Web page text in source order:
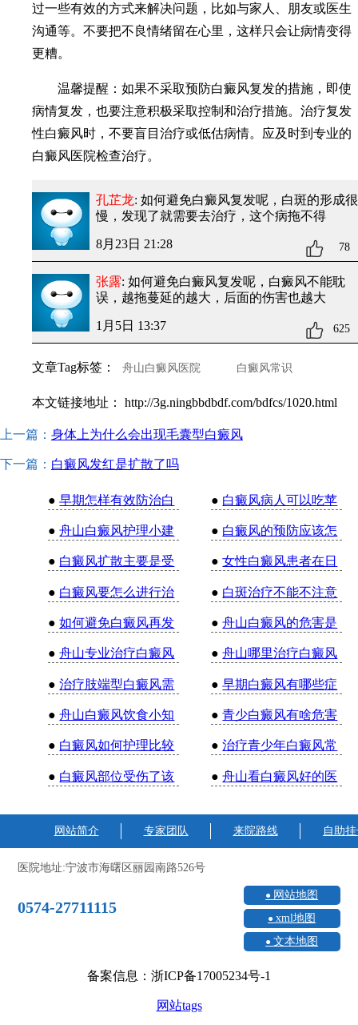
过一些有效的方式来解决问题，比如与家人、朋友或医生
沟通等。不要把不良情绪留在心里，这样只会让病情变得
更糟。
温馨提醒：如果不采取预防白癜风复发的措施，即使
病情复发，也要注意积极采取控制和治疗措施。治疗复发
性白癜风时，不要盲目治疗或低估病情。应及时到专业的
白癜风医院检查治疗。
孔芷龙: 如何避免白癜风复发呢，白斑的形成很
慢，发现了就需要去治疗，这个病拖不得
8月23日 21:28 78
张露: 如何避免白癜风复发呢，白癜风不能耽
误，越拖蔓延的越大，后面的伤害也越大
1月5日 13:37 625
文章Tag标签： 舟山白癜风医院 白癜风常识
本文链接地址： http://3g.ningbbdbdf.com/bdfcs/1020.html
上一篇： 身体上为什么会出现毛囊型白癜风
下一篇： 白癜风发红是扩散了吗
●早期怎样有效防治白 ● 白癜风病人可以吃苹
●舟山白癜风护理小建 ● 白癜风的预防应该怎
● 白癜风扩散主要是受 ●女性白癜风患者在日
● 白癜风要怎么进行治 ● 白斑治疗不能不注意
●如何避免白癜风再发 ●舟山白癜风的危害是
●舟山专业治疗白癜风 ●舟山哪里治疗白癜风
●治疗肢端型白癜风需 ●早期白癜风有哪些症
●舟山白癜风饮食小知 ●青少白癜风有啥危害
● 白癜风如何护理比较 ●治疗青少年白癜风常
● 白癜风部位受伤了该 ●舟山看白癜风好的医
网站简介 专家团队 来院路线 自助
医院地址:宁波市海曙区丽园南路526号
0574-27711115
网站地图
xml地图
文本地图
备案信息：浙ICP备17005234号-1
网站tags